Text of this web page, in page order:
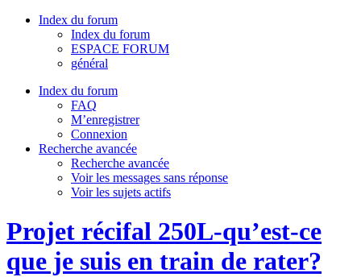
Index du forum
Index du forum
ESPACE FORUM
général
Index du forum
FAQ
M’enregistrer
Connexion
Recherche avancée
Recherche avancée
Voir les messages sans réponse
Voir les sujets actifs
Projet récifal 250L-qu’est-ce
que je suis en train de rater?